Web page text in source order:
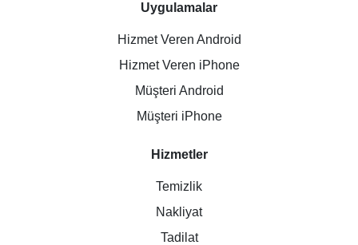
Uygulamalar
Hizmet Veren Android
Hizmet Veren iPhone
Müşteri Android
Müşteri iPhone
Hizmetler
Temizlik
Nakliyat
Tadilat